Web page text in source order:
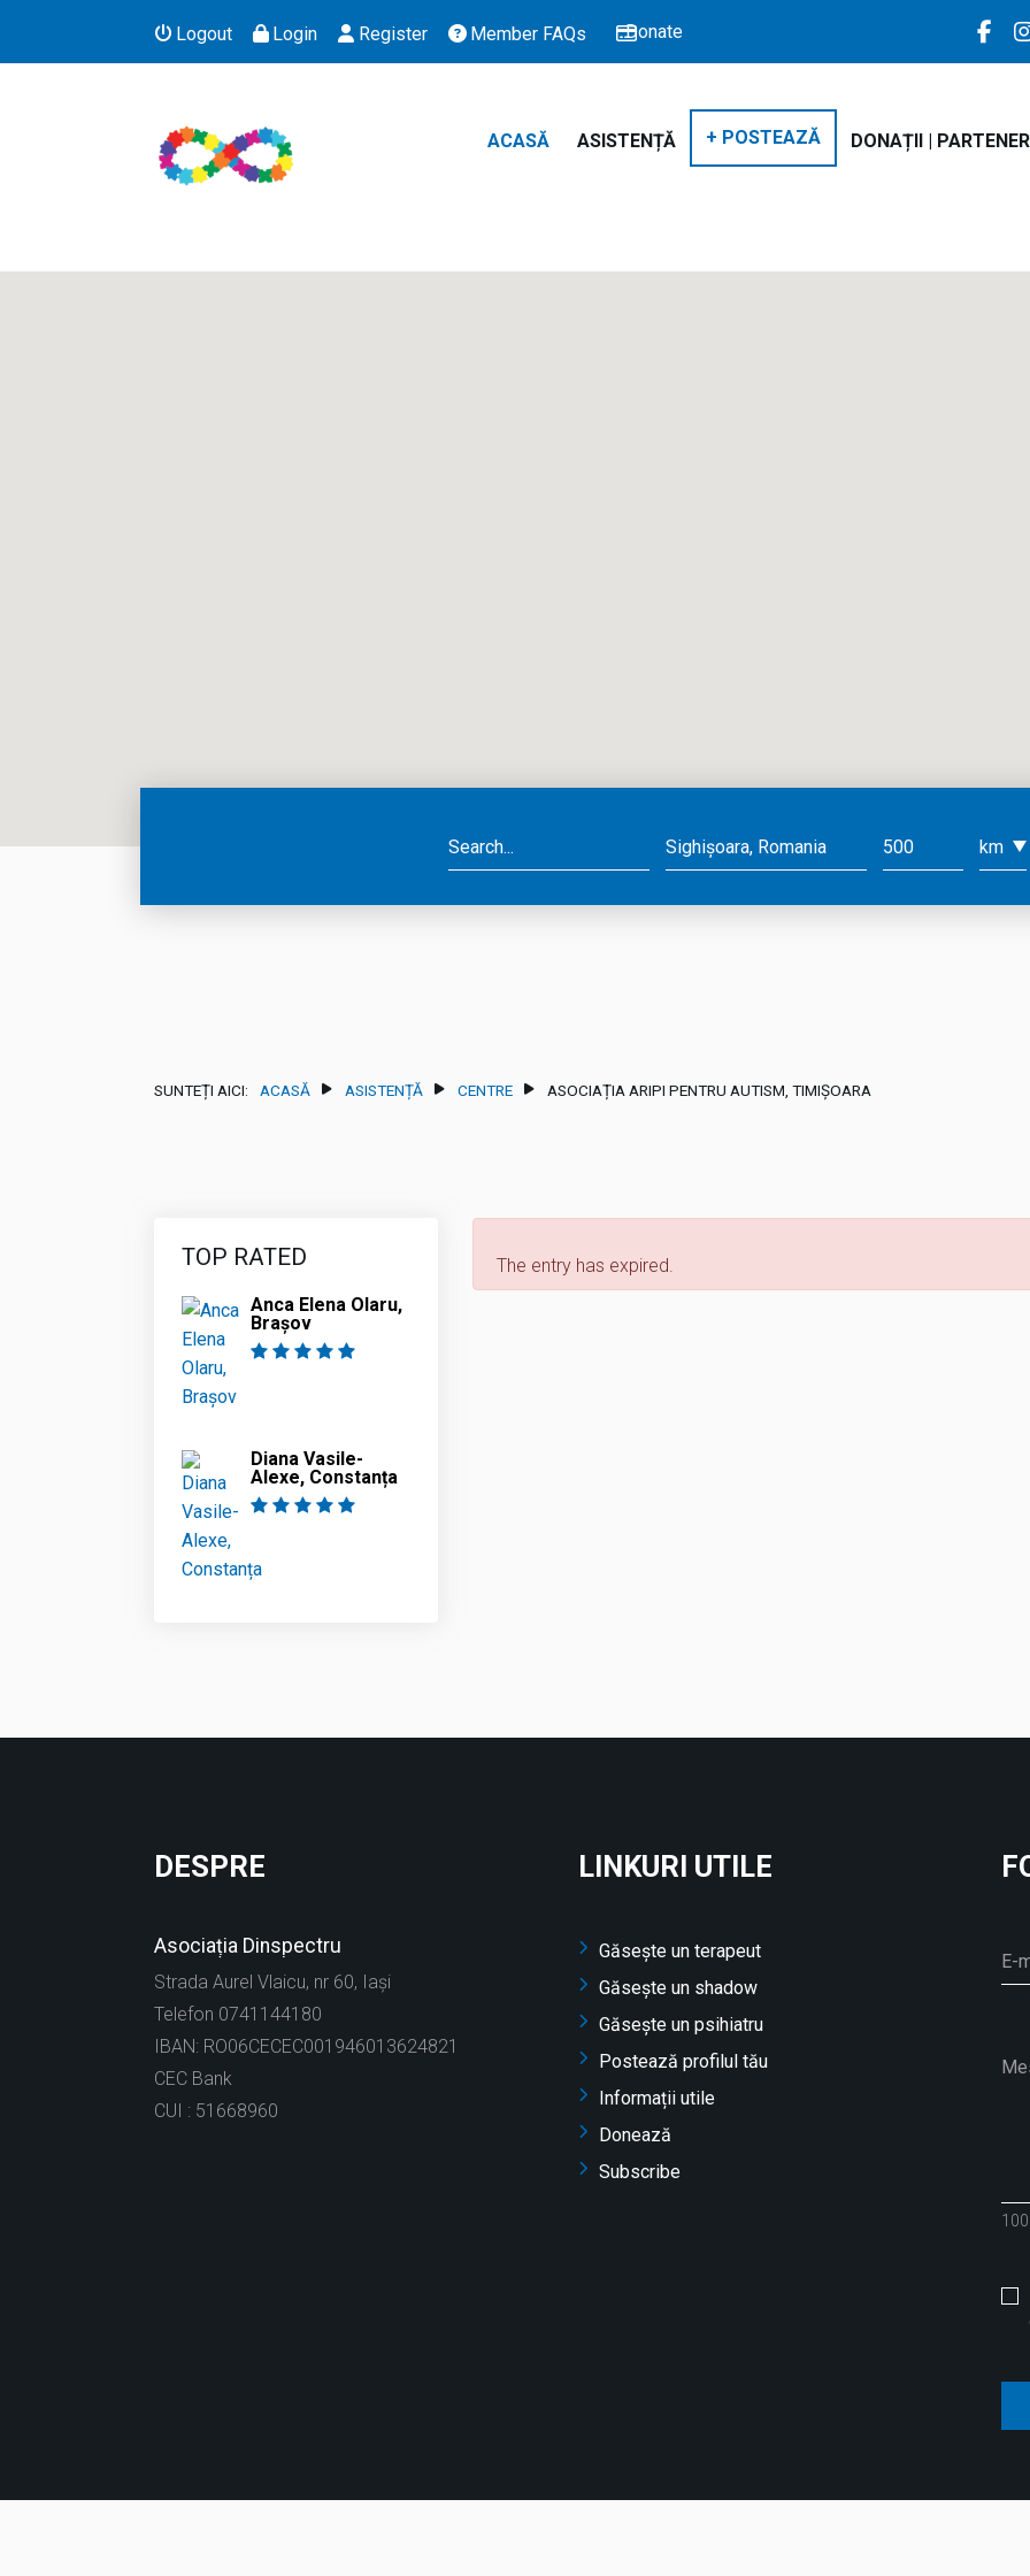
Logout Login Register Member FAQs Donate
ACASĂ ASISTENȚĂ + POSTEAZĂ DONAȚII |
SUNTEȚI AICI: ACASĂ ASISTENȚĂ CENTRE ASOCIAȚIA ARIPI PENTRU AUTISM, TIMIȘOARA
TOP RATED
Anca Elena Olaru,
Brașov
Diana Vasile-
Alexe, Constanța
The entry has expired.
DESPRE
Asociația Dinspectru
Strada Aurel Vlaicu, nr 60, Iași
Telefon 0741144180
IBAN: RO06CECEC001946013624821
CEC Bank
CUI : 51668960
LINKURI UTILE
Găsește un terapeut
Găsește un shadow
Găsește un psihiatru
Postează profilul tău
Informații utile
Donează
Subscribe